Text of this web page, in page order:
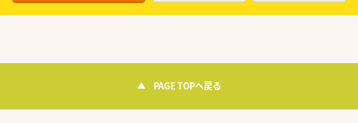
PAGE TOPへ戻る